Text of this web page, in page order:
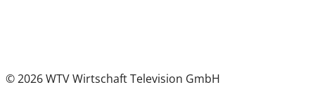
© 2026 WTV Wirtschaft Television GmbH